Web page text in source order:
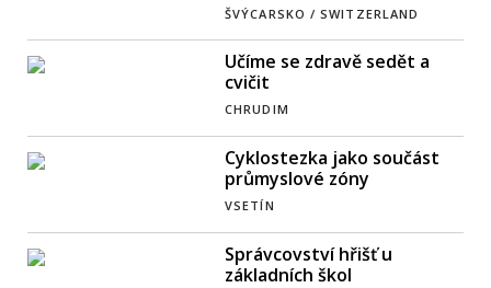
ŠVÝCARSKO / SWITZERLAND
Učíme se zdravě sedět a
cvičit
CHRUDIM
Cyklostezka jako součást
průmyslové zóny
VSETÍN
Správcovství hřišť u
základních škol